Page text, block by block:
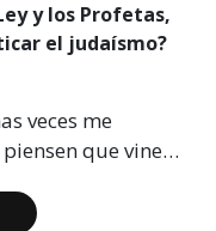
y los Profetas,
el judaísmo?
veces me
piensen que vine…